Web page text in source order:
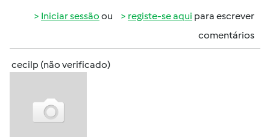
Iniciar sessão ou registe-se aqui para escrever
comentários
cecilp (não verificado)